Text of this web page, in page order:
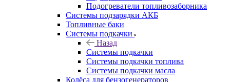
Подогреватели топливозаборника
Системы подзарядки АКБ
Топливные баки
Системы подкачки
Назад
Системы подкачки
Системы подкачки топлива
Системы подкачки масла
Колёса для бензогенераторов